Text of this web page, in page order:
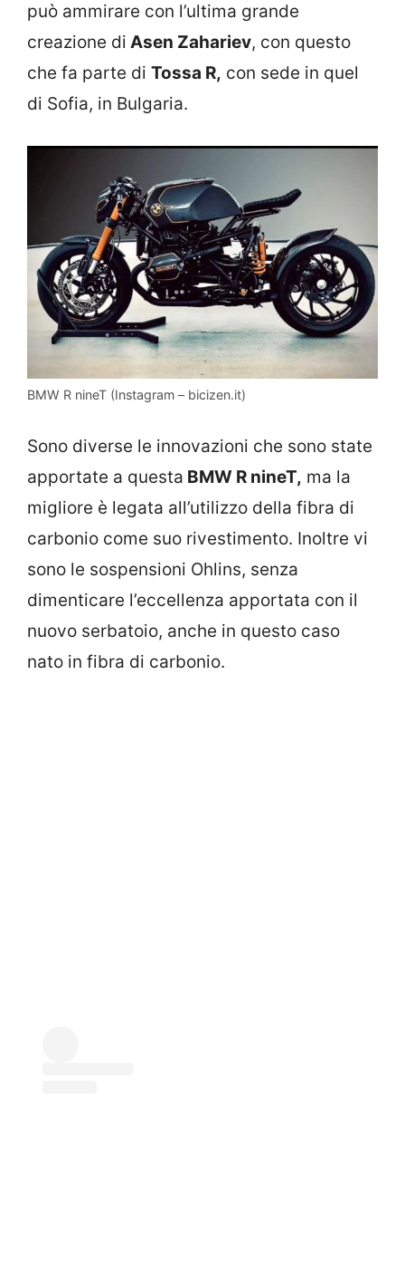
può ammirare con l’ultima grande
creazione di Asen Zahariev, con questo
che fa parte di Tossa R, con sede in quel
di Sofia, in Bulgaria.
BMW R nineT (Instagram – bicizen.it)
Sono diverse le innovazioni che sono state
apportate a questa BMW R nineT, ma la
migliore è legata all’utilizzo della fibra di
carbonio come suo rivestimento. Inoltre vi
sono le sospensioni Ohlins, senza
dimenticare l’eccellenza apportata con il
nuovo serbatoio, anche in questo caso
nato in fibra di carbonio.